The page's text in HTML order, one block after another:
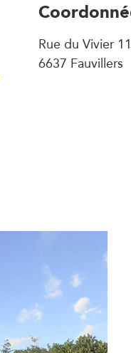
Rue du Vivier
6637 Fauvillers